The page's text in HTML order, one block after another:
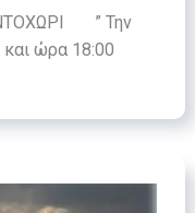
” Την
ώρα 18:00